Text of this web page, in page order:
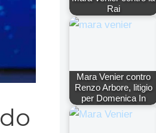
Rai
Mara Venier contro
Renzo Arbore, litigio
per Domenica In